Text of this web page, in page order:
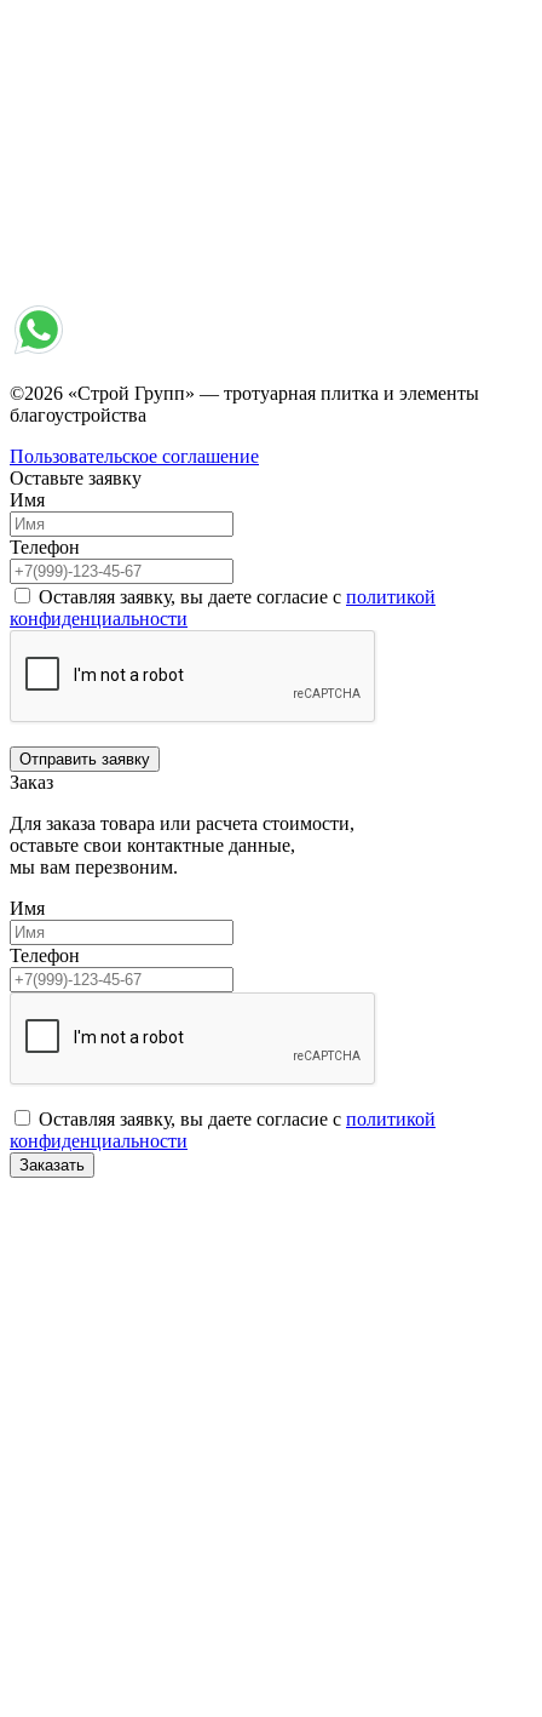
©2026 «Строй Групп» — тротуарная плитка и элементы
благоустройства
Пользовательское соглашение
Оставьте заявку
Имя
Телефон
Оставляя заявку, вы даете согласие с политикой
конфиденциальности
Отправить заявку
Заказ
Для заказа товара или расчета стоимости,
оставьте свои контактные данные,
мы вам перезвоним.
Имя
Телефон
Оставляя заявку, вы даете согласие с политикой
конфиденциальности
Заказать